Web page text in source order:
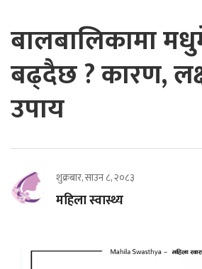
बालबालिकामा
बढ्दैछ ? कारण,
उपाय
शुक्रबार, साउन ८, २०८३
महिला स्वास्थ्य